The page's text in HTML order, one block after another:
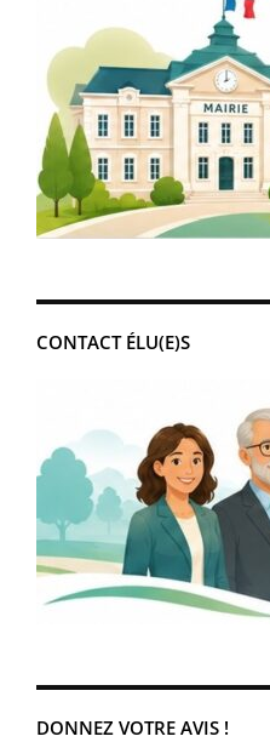
CONTACT ÉLU(E)S
DONNEZ VOTRE AVIS !